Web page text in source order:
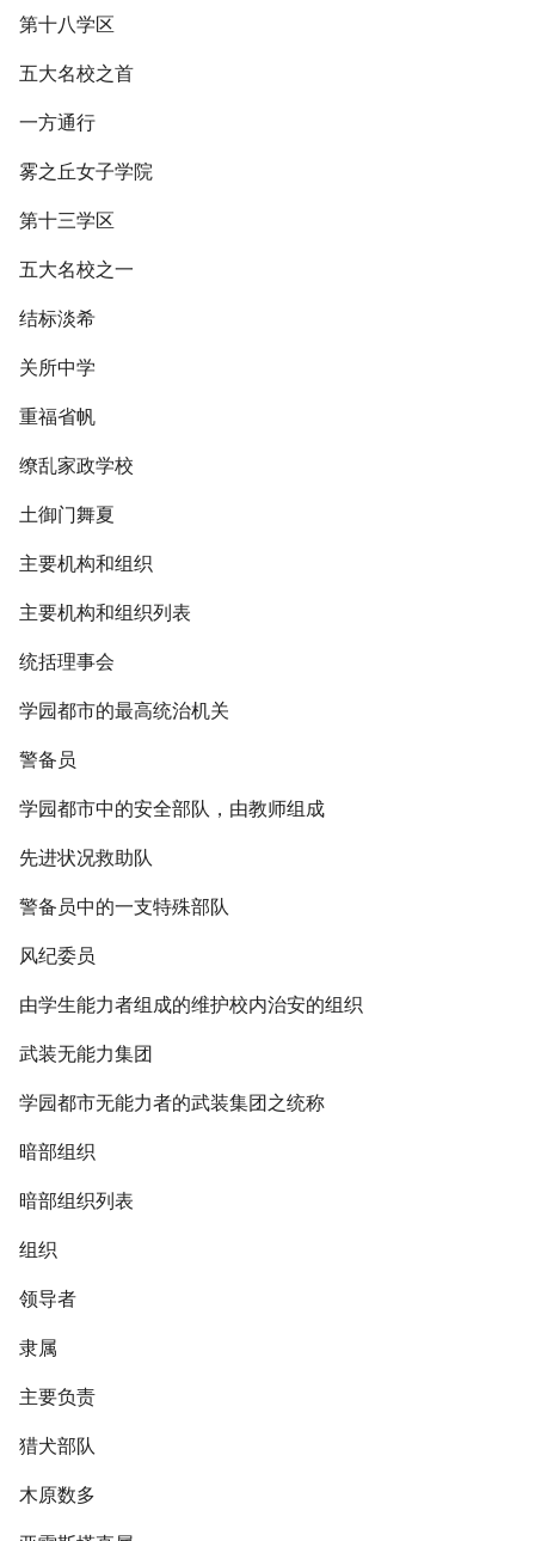
第十八学区
五大名校之首
一方通行
雾之丘女子学院
第十三学区
五大名校之一
结标淡希
关所中学
重福省帆
缭乱家政学校
土御门舞夏
主要机构和组织
主要机构和组织列表
统括理事会
学园都市的最高统治机关
警备员
学园都市中的安全部队，由教师组成
先进状况救助队
警备员中的一支特殊部队
风纪委员
由学生能力者组成的维护校内治安的组织
武装无能力集团
学园都市无能力者的武装集团之统称
暗部组织
暗部组织列表
组织
领导者
隶属
主要负责
猎犬部队
木原数多